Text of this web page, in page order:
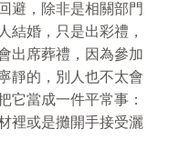
避，除非是相關部門
結婚，只是出彩禮，
出席葬禮，因為參加
靜的，別人也不太會
它當成一件平常事：
裡或是攤開手接受灑